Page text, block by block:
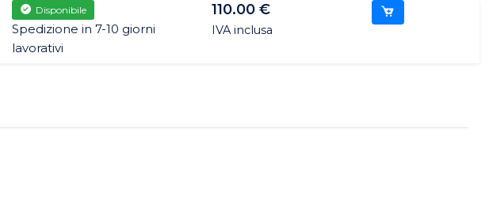
Disponibile
Spedizione in 7-10 giorni
lavorativi
110.00 €
IVA inclusa